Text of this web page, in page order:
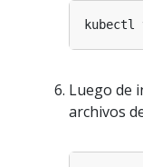
Luego de
archivos